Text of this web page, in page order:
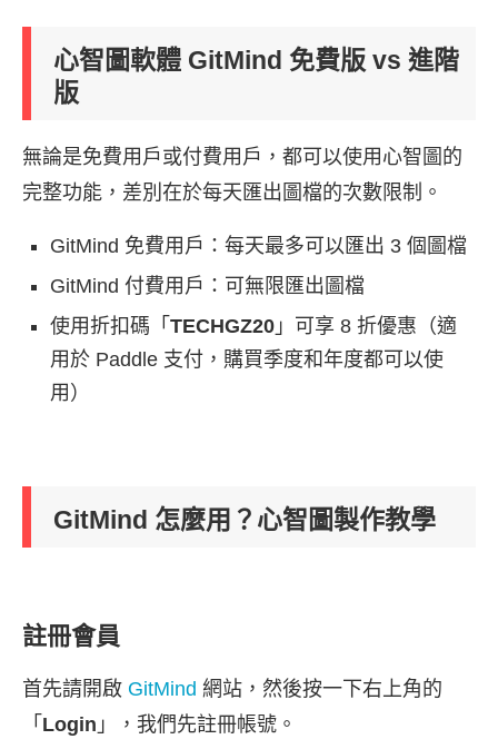
心智圖軟體 GitMind 免費版 vs 進階
版
無論是免費用戶或付費用戶，都可以使用心智圖的
完整功能，差別在於每天匯出圖檔的次數限制。
GitMind 免費用戶：每天最多可以匯出 3 個圖檔
GitMind 付費用戶：可無限匯出圖檔
使用折扣碼「 TECHGZ20 」可享 8 折優惠（適
用於 Paddle 支付，購買季度和年度都可以使
用）
GitMind 怎麼用？心智圖製作教學
註冊會員
首先請開啟 GitMind 網站，然後按一下右上角的
「 Login 」，我們先註冊帳號。